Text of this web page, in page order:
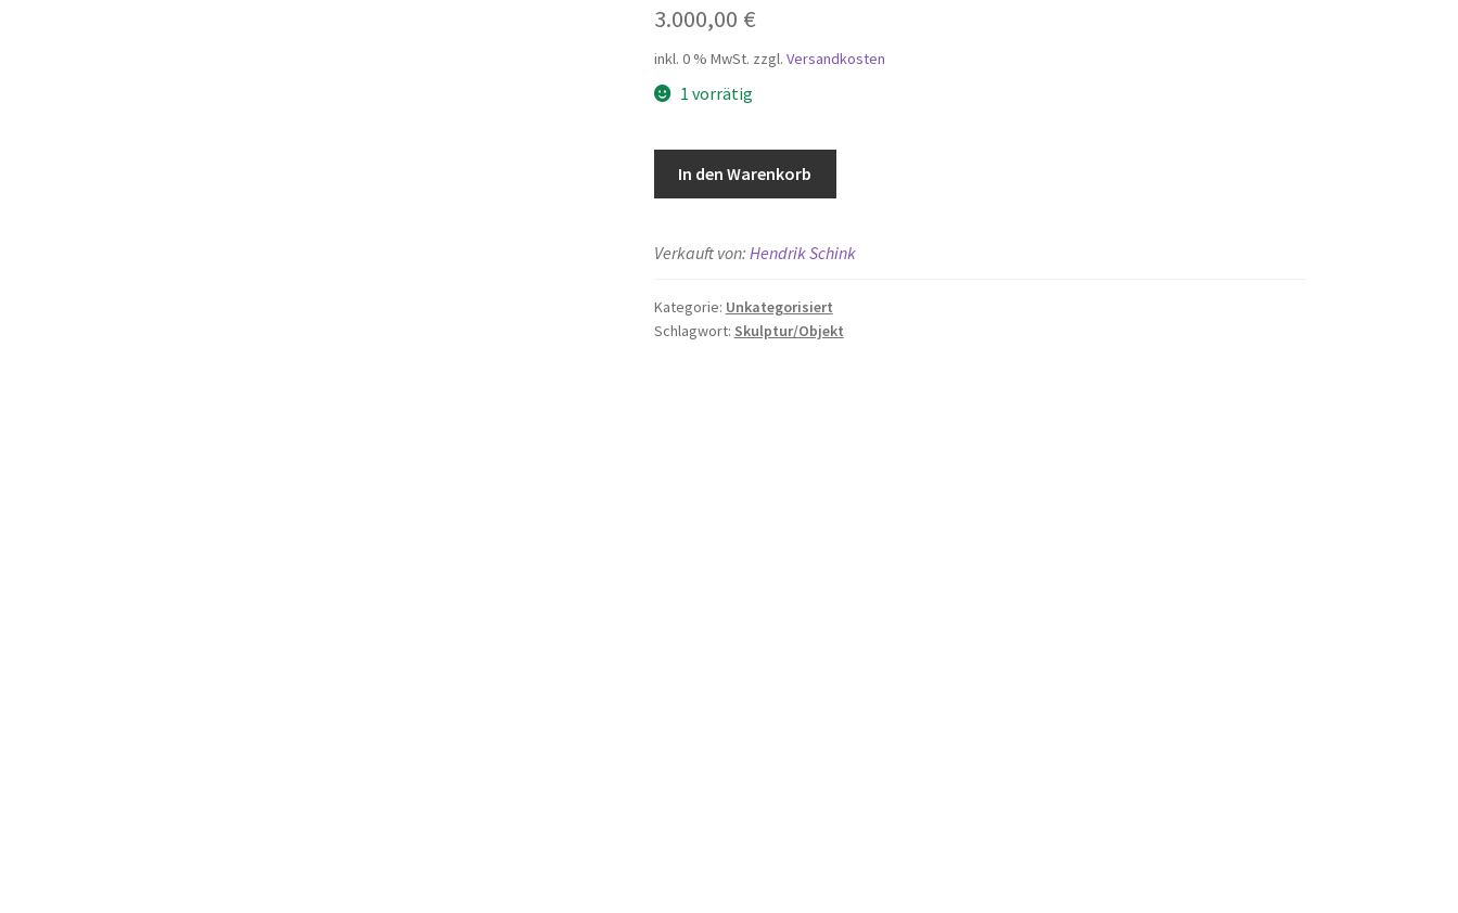
3.000,00 €
inkl. 0 % MwSt. zzgl. Versandkosten
1 vorrätig
In den Warenkorb
Verkauft von: Hendrik Schink
Kategorie: Unkategorisiert
Schlagwort: Skulptur/Objekt